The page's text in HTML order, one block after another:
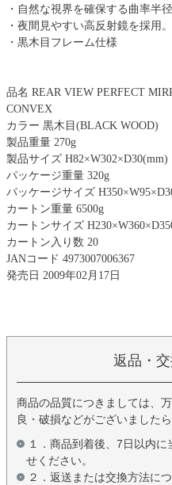
・自然な視界を確保する曲率半
・夜間見やすい高反射鏡を採用。
・黒木目フレーム仕様
品名 REAR VIEW PERFECT
CONVEX
カラー 黒木目(BLACK WOOD)
製品重量 270g
製品サイズ H82×W302×D30(mm)
パッケージ重量 320g
パッケージサイズ
カートン重量 6500g
カートンサイズ
カートン入り数 20
JANコード 4973007006367
発売日 2009年02月17日
返品・
商品の品質につきましては、
良・破損などがございました
１．商品到着後、7日以内
せください。
２．返送または交換方法に